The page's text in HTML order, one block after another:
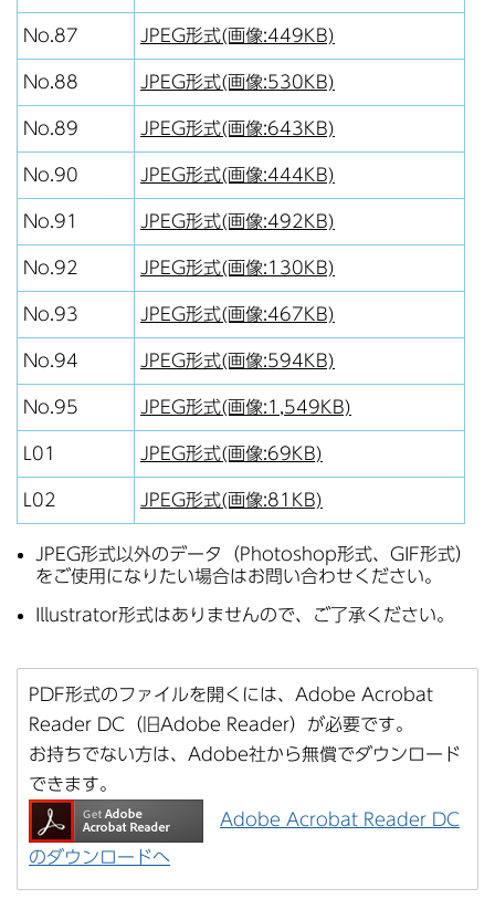
No.87 JPEG形式(画像:449KB)
No.88 JPEG形式(画像:530KB)
No.89 JPEG形式(画像:643KB)
No.90 JPEG形式(画像:444KB)
No.91 JPEG形式(画像:492KB)
No.92 JPEG形式(画像:130KB)
No.93 JPEG形式(画像:467KB)
No.94 JPEG形式(画像:594KB)
No.95 JPEG形式(画像:1,549KB)
L01 JPEG形式(画像:69KB)
L02 JPEG形式(画像:81KB)
JPEG形式以外のデータ（Photoshop形式、GIF形式）
をご使用になりたい場合はお問い合わせください。
Illustrator形式はありませんので、ご了承ください。
PDF形式のファイルを開くには、Adobe Acrobat
Reader DC（旧Adobe Reader）が必要です。
お持ちでない方は、Adobe社から無償でダウンロード
できます。
Adobe Acrobat Reader DC
のダウンロードへ